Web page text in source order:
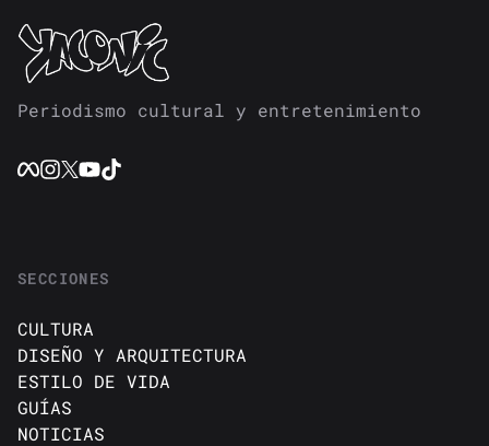
Periodismo cultural y entretenimiento
SECCIONES
CULTURA
DISEÑO Y ARQUITECTURA
ESTILO DE VIDA
GUÍAS
NOTICIAS